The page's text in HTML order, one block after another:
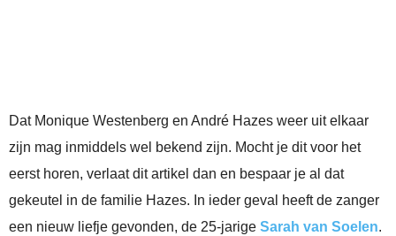
Dat Monique Westenberg en André Hazes weer uit elkaar
zijn mag inmiddels wel bekend zijn. Mocht je dit voor het
eerst horen, verlaat dit artikel dan en bespaar je al dat
gekeutel in de familie Hazes. In ieder geval heeft de zanger
een nieuw liefje gevonden, de 25-jarige Sarah van Soelen.